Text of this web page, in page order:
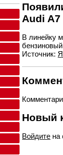
Audi A7
В линейку
Источник:
Новый
Войдите на